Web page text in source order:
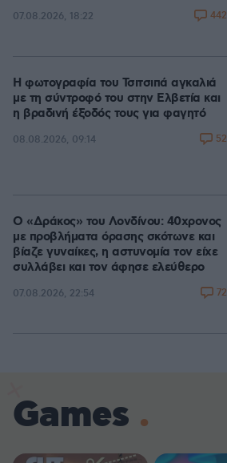
07.08.2026, 18:22 442
Η φωτογραφία του Τσιτσιπά αγκαλιά
με τη σύντροφό του στην Ελβετία και
η βραδινή έξοδός τους για φαγητό
08.08.2026, 09:14 52
Ο «Δράκος» του Λονδίνου: 40χρονος
με προβλήματα όρασης σκότωνε και
βίαζε γυναίκες, η αστυνομία τον είχε
συλλάβει και τον άφησε ελεύθερο
07.08.2026, 22:54 72
Games